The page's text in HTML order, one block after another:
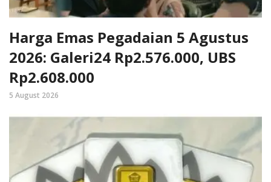
Harga Emas Pegadaian 5 Agustus
2026: Galeri24 Rp2.576.000, UBS
Rp2.608.000
5 August 2026